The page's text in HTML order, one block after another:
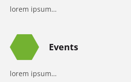
lorem ipsum…
Events
lorem ipsum…